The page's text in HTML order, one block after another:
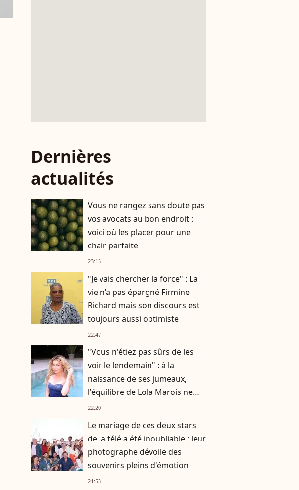
Dernières
actualités
Vous ne rangez sans doute pas
vos avocats au bon endroit :
voici où les placer pour une
chair parfaite
23:15
"Je vais chercher la force" : La
vie n’a pas épargné Firmine
Richard mais son discours est
toujours aussi optimiste
22:47
"Vous n'étiez pas sûrs de les
voir le lendemain" : à la
naissance de ses jumeaux,
l'équilibre de Lola Marois ne
tenait qu'à un fil
22:20
Le mariage de ces deux stars
de la télé a été inoubliable : leur
photographe dévoile des
souvenirs pleins d'émotion
21:53